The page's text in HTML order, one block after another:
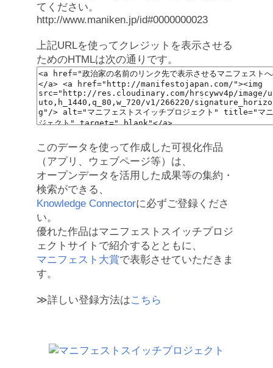
てください。
http://www.maniken.jp/id#0000000023
上記URLを使ってクレジットを表示させる
ためのHTMLは次の通りです。
このデータを使って作成した可視化作品
（アプリ、ウェブページ等）は、
オープンデータを活用した成果等の集約・
検索ができる、
Knowledge Connectorに必ずご登録くださ
い。
優れた作品はマニフェストスイッチプロジ
ェクトサイトで紹介するとともに、
マニフェスト大賞で表彰させていただきま
す。
≫詳しい登録方法はこちら